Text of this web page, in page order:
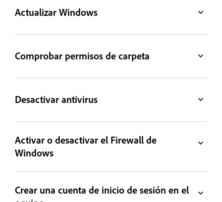
Actualizar Windows
Comprobar permisos de carpeta
Desactivar antivirus
Activar o desactivar el Firewall de
Windows
Crear una cuenta de inicio de sesión en el